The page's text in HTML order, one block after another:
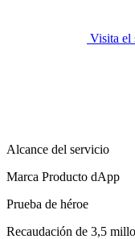
Visita el
Alcance del servicio
Marca Producto dApp
Prueba de héroe
Recaudación de 3,5